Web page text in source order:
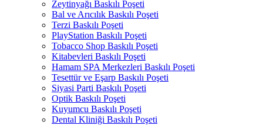
Zeytinyağı Baskılı Poşeti
Bal ve Arıcılık Baskılı Poşeti
Terzi Baskılı Poşeti
PlayStation Baskılı Poşeti
Tobacco Shop Baskılı Poşeti
Kitabevleri Baskılı Poşeti
Hamam SPA Merkezleri Baskılı Poşeti
Tesettür ve Eşarp Baskılı Poşeti
Siyasi Parti Baskılı Poşeti
Optik Baskılı Poşeti
Kuyumcu Baskılı Poşeti
Dental Kliniği Baskılı Poşeti